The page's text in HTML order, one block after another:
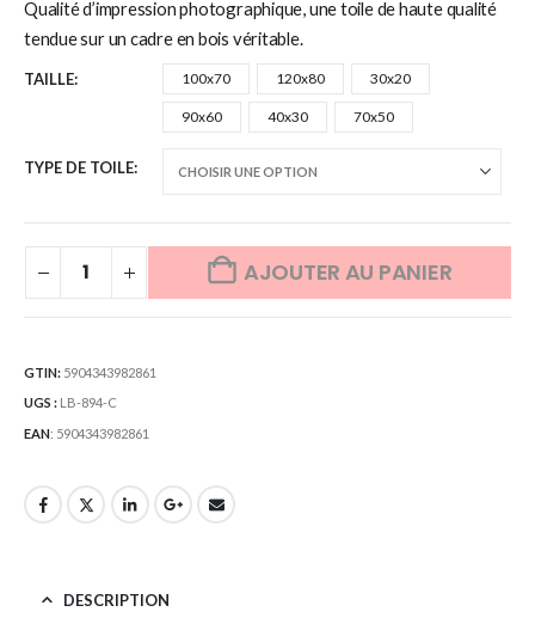
Qualité d’impression photographique, une toile de haute qualité
tendue sur un cadre en bois véritable.
TAILLE 100x70 120x80 30x20
90x60 40x30 70x50
TYPE DE TOILE
AJOUTER AU PANIER
GTIN: 5904343982861
UGS : LB-894-C
EAN: 5904343982861
DESCRIPTION